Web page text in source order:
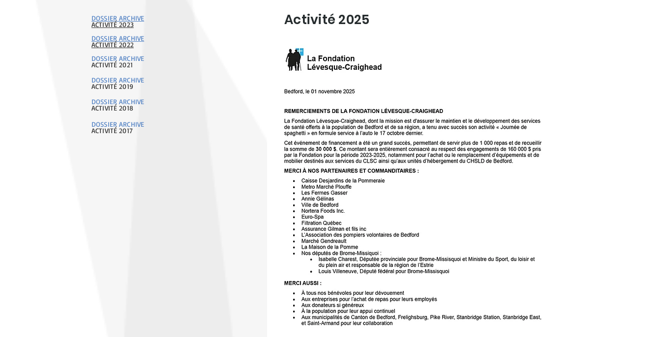
DOSSIER ARCHIVE
ACTIVITÉ 2023
DOSSIER ARCHIVE
ACTIVITÉ 2022
DOSSIER ARCHIVE
ACTIVITÉ 2021
DOSSIER ARCHIVE
ACTIVITÉ 2019
DOSSIER ARCHIVE
ACTIVITÉ 2018
DOSSIER ARCHIVE
ACTIVITÉ 2017
Activité 2025
ACTIVITÉ 2024